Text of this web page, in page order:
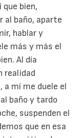
bien,
al baño, aparte
hablar y
más y más el
Al día
realidad
a mí me duele el
baño y tardo
suspenden el
que en esa